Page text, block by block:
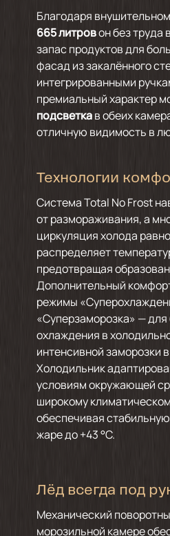
Благодаря
665 литровон без труда
запас продуктов для
фасад из закалённого
интегрированными
премиальный характер
подсветкав обеих
отличную видимость в
Технологии
Система Total No Frost
от размораживания, а
циркуляция холода
распределяет
предотвращая
Дополнительный
режимы
«Суперзаморозка» — для
охлаждения в
интенсивной заморозки
Холодильник
условиям окружающей
широкому
обеспечивая
жаре до +43 °C.
Лёд всегда под
Механический
морозильной камере